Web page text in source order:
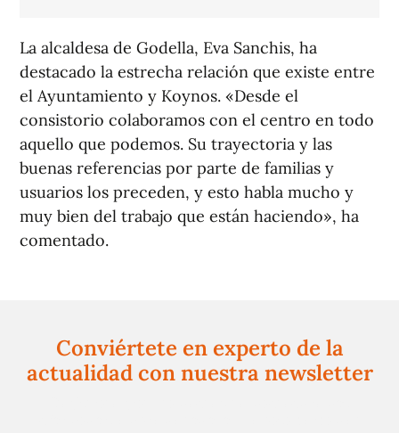
La alcaldesa de Godella, Eva Sanchis, ha
destacado la estrecha relación que existe entre
el Ayuntamiento y Koynos. «Desde el
consistorio colaboramos con el centro en todo
aquello que podemos. Su trayectoria y las
buenas referencias por parte de familias y
usuarios los preceden, y esto habla mucho y
muy bien del trabajo que están haciendo», ha
comentado.
Conviértete en experto de la
actualidad con nuestra newsletter